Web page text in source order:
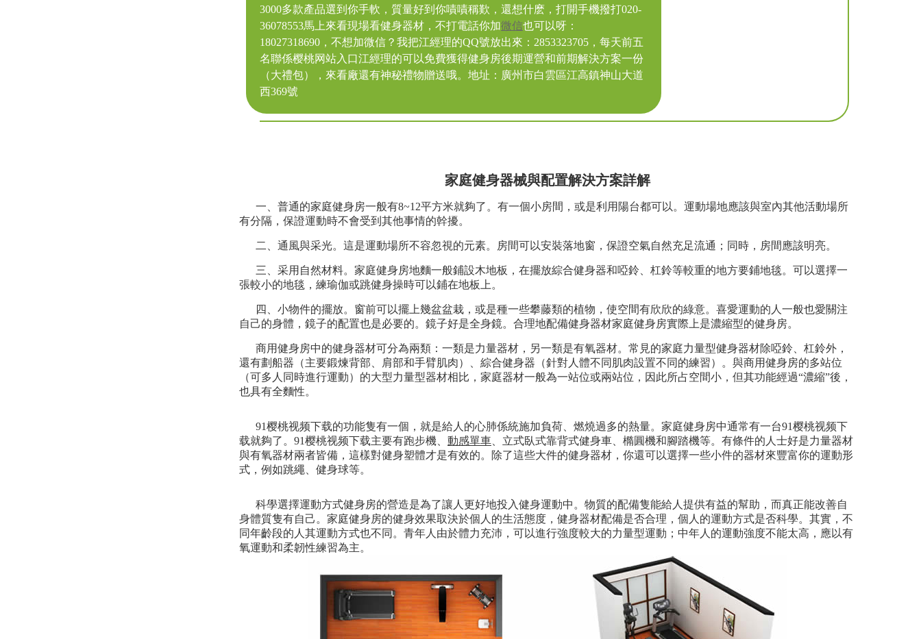
3000多款產品選到你手軟，質量好到你嘖嘖稱歎，還想什麽，打開手機撥打020-
36078553馬上來看現場看健身器材，不打電話你加微信也可以呀：
18027318690，不想加微信？我把江經理的QQ號放出來：2853323705，每天前五
名聯係樱桃网站入口江經理的可以免費獲得健身房後期運營和前期解決方案一份
（大禮包），來看廠還有神秘禮物贈送哦。地址：廣州市白雲區江高鎮神山大道
西369號
家庭健身器械與配置解決方案詳解
一、普通的家庭健身房一般有8~12平方米就夠了。有一個小房間，或是利用陽台都可以。運動場地應該與室內其他活動場所
有分隔，保證運動時不會受到其他事情的幹擾。
二、通風與采光。這是運動場所不容忽視的元素。房間可以安裝落地窗，保證空氣自然充足流通；同時，房間應該明亮。
三、采用自然材料。家庭健身房地麵一般鋪設木地板，在擺放綜合健身器和啞鈴、杠鈴等較重的地方要鋪地毯。可以選擇一
張較小的地毯，練瑜伽或跳健身操時可以鋪在地板上。
四、小物件的擺放。窗前可以擺上幾盆盆栽，或是種一些攀藤類的植物，使空間有欣欣的綠意。喜愛運動的人一般也愛關注
自己的身體，鏡子的配置也是必要的。鏡子好是全身鏡。合理地配備健身器材家庭健身房實際上是濃縮型的健身房。
商用健身房中的健身器材可分為兩類：一類是力量器材，另一類是有氧器材。常見的家庭力量型健身器材除啞鈴、杠鈴外，
還有劃船器（主要鍛煉背部、肩部和手臂肌肉）、綜合健身器（針對人體不同肌肉設置不同的練習）。與商用健身房的多站位
（可多人同時進行運動）的大型力量型器材相比，家庭器材一般為一站位或兩站位，因此所占空間小，但其功能經過“濃縮”後，
也具有全麵性。
91樱桃视频下载的功能隻有一個，就是給人的心肺係統施加負荷、燃燒過多的熱量。家庭健身房中通常有一台91樱桃视频下
载就夠了。91樱桃视频下载主要有跑步機、 動感單車 、立式臥式靠背式健身車、橢圓機和腳踏機等。有條件的人士好是力量器材
與有氧器材兩者皆備，這樣對健身塑體才是有效的。除了這些大件的健身器材，你還可以選擇一些小件的器材來豐富你的運動形
式，例如跳繩、健身球等。
科學選擇運動方式健身房的營造是為了讓人更好地投入健身運動中。物質的配備隻能給人提供有益的幫助，而真正能改善自
身體質隻有自己。家庭健身房的健身效果取決於個人的生活態度，健身器材配備是否合理，個人的運動方式是否科學。其實，不
同年齡段的人其運動方式也不同。青年人由於體力充沛，可以進行強度較大的力量型運動；中年人的運動強度不能太高，應以有
氧運動和柔韌性練習為主。